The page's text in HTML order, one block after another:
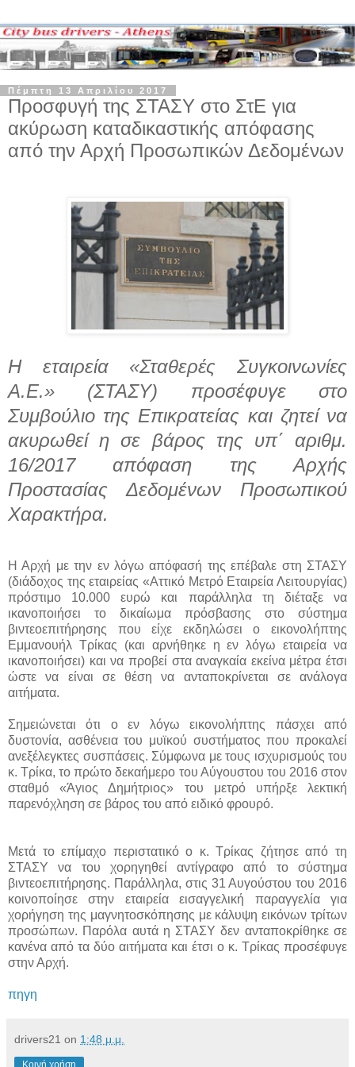
Πέμπτη 13 Απριλίου 2017
Προσφυγή της ΣΤΑΣΥ στο ΣτΕ για
ακύρωση καταδικαστικής απόφασης
από την Αρχή Προσωπικών Δεδομένων
Η εταιρεία «Σταθερές Συγκοινωνίες
Α.Ε.» (ΣΤΑΣΥ) προσέφυγε στο
Συμβούλιο της Επικρατείας και ζητεί να
ακυρωθεί η σε βάρος της υπ΄ αριθμ.
16/2017 απόφαση της Αρχής
Προστασίας Δεδομένων Προσωπικού
Χαρακτήρα.
Η Αρχή με την εν λόγω απόφασή της επέβαλε στη ΣΤΑΣΥ
(διάδοχος της εταιρείας «Αττικό Μετρό Εταιρεία Λειτουργίας)
πρόστιμο 10.000 ευρώ και παράλληλα τη διέταξε να
ικανοποιήσει το δικαίωμα πρόσβασης στο σύστημα
βιντεοεπιτήρησης που είχε εκδηλώσει ο εικονολήπτης
Εμμανουήλ Τρίκας (και αρνήθηκε η εν λόγω εταιρεία να
ικανοποιήσει) και να προβεί στα αναγκαία εκείνα μέτρα έτσι
ώστε να είναι σε θέση να ανταποκρίνεται σε ανάλογα
αιτήματα.
Σημειώνεται ότι ο εν λόγω εικονολήπτης πάσχει από
δυστονία, ασθένεια του μυϊκού συστήματος που προκαλεί
ανεξέλεγκτες συσπάσεις. Σύμφωνα με τους ισχυρισμούς του
κ. Τρίκα, το πρώτο δεκαήμερο του Αύγουστου του 2016 στον
σταθμό «Άγιος Δημήτριος» του μετρό υπήρξε λεκτική
παρενόχληση σε βάρος του από ειδικό φρουρό.
Μετά το επίμαχο περιστατικό ο κ. Τρίκας ζήτησε από τη
ΣΤΑΣΥ να του χορηγηθεί αντίγραφο από το σύστημα
βιντεοεπιτήρησης. Παράλληλα, στις 31 Αυγούστου του 2016
κοινοποίησε στην εταιρεία εισαγγελική παραγγελία για
χορήγηση της μαγνητοσκόπησης με κάλυψη εικόνων τρίτων
προσώπων. Παρόλα αυτά η ΣΤΑΣΥ δεν ανταποκρίθηκε σε
κανένα από τα δύο αιτήματα και έτσι ο κ. Τρίκας προσέφυγε
στην Αρχή.
πηγη
drivers21 on 1:48 μ.μ.
Κοινή χρήση